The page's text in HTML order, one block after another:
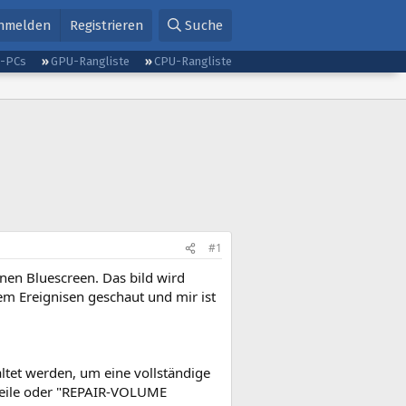
Registrieren Suche
PCs GPU-Rangliste CPU-Rangliste
#1
Bluescreen. Das bild wird
Ereignisen geschaut und mir ist
werden, um eine vollständige
oder "REPAIR-VOLUME